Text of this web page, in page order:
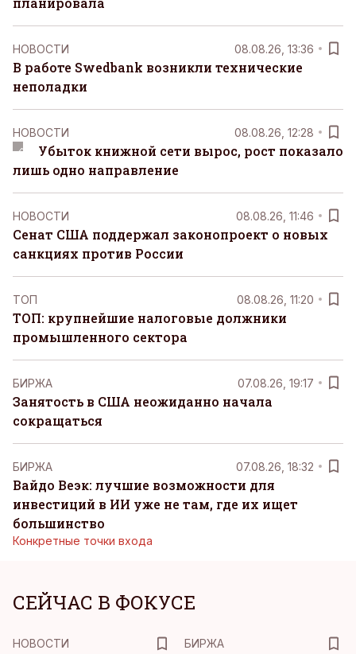
НОВОСТИ 08.08.26, 13:36
В работе Swedbank возникли технические
неполадки
НОВОСТИ 08.08.26, 12:28
Убыток книжной сети вырос, рост показало
лишь одно направление
НОВОСТИ 08.08.26, 11:46
Сенат США поддержал законопроект о новых
санкциях против России
ТОП 08.08.26, 11:20
ТОП: крупнейшие налоговые должники
промышленного сектора
БИРЖА 07.08.26, 19:17
Занятость в США неожиданно начала
сокращаться
БИРЖА 07.08.26, 18:32
Вайдо Веэк: лучшие возможности для
инвестиций в ИИ уже не там, где их ищет
большинство
Конкретные точки входа
СЕЙЧАС В ФОКУСЕ
НОВОСТИ
БИРЖА